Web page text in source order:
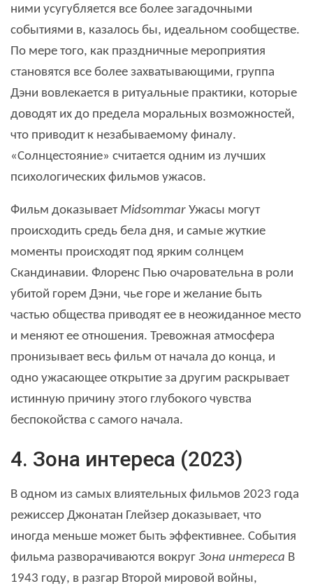
ними усугубляется все более загадочными
событиями в, казалось бы, идеальном сообществе.
По мере того, как праздничные мероприятия
становятся все более захватывающими, группа
Дэни вовлекается в ритуальные практики, которые
доводят их до предела моральных возможностей,
что приводит к незабываемому финалу.
«Солнцестояние» считается одним из лучших
психологических фильмов ужасов.
Фильм доказывает Midsommar Ужасы могут
происходить средь бела дня, и самые жуткие
моменты происходят под ярким солнцем
Скандинавии. Флоренс Пью очаровательна в роли
убитой горем Дэни, чье горе и желание быть
частью общества приводят ее в неожиданное место
и меняют ее отношения. Тревожная атмосфера
пронизывает весь фильм от начала до конца, и
одно ужасающее открытие за другим раскрывает
истинную причину этого глубокого чувства
беспокойства с самого начала.
4. Зона интереса (2023)
В одном из самых влиятельных фильмов 2023 года
режиссер Джонатан Глейзер доказывает, что
иногда меньше может быть эффективнее. События
фильма разворачиваются вокруг Зона интереса В
1943 году, в разгар Второй мировой войны,